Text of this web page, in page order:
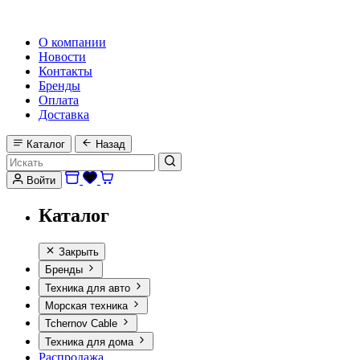
О компании
Новости
Контакты
Бренды
Оплата
Доставка
Каталог Назад
Войти
Каталог
Закрыть
Бренды
Техника для авто
Морская техника
Tchernov Cable
Техника для дома
Распродажа